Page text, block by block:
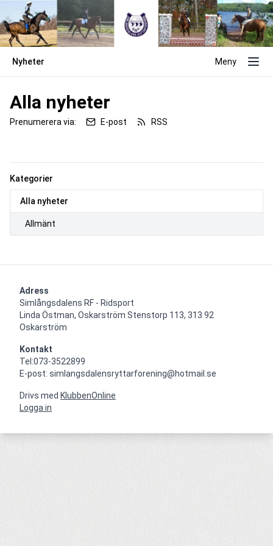
Nyheter Meny
Kategorier
Alla nyheter
Allmänt
Alla nyheter
Prenumerera via: E-post RSS
Adress
Simlångsdalens RF - Ridsport
Linda Östman, Oskarström Stenstorp 113, 313 92
Oskarström
Kontakt
Tel:073-3522899
E-post: simlangsdalensryttarforening@hotmail.se
Drivs med KlubbenOnline
Logga in